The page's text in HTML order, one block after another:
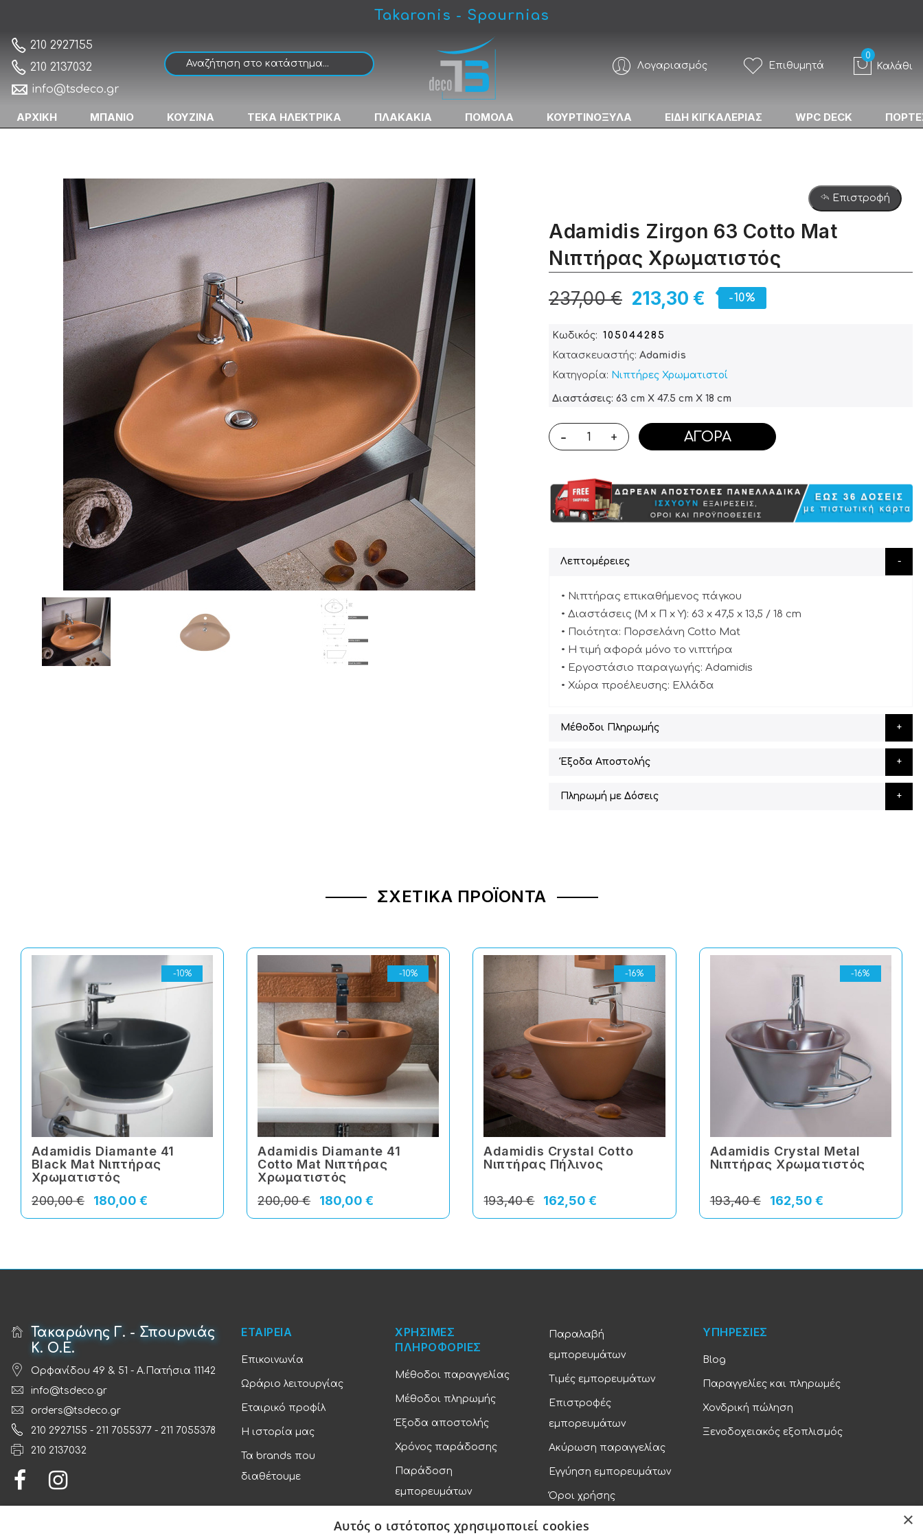
Takaronis - Spournias
210 2927155
210 2137032
info@tsdeco.gr
Λογαριασμός Επιθυμητά Καλάθι
ΑΡΧΙΚΗ ΜΠΑΝΙΟ ΚΟΥΖΙΝΑ ΤΕΚΑ ΗΛΕΚΤΡΙΚΑ ΠΛΑΚΑΚΙΑ ΠΟΜΟΛΑ ΚΟΥΡΤΙΝΟΞΥΛΑ ΕΙΔΗ ΚΙΓΚΑΛΕΡΙΑΣ WPC DECK
Adamidis Zirgon 63 Cotto Mat Νιπτήρας Χρωματιστός
Επιστροφή
Adamidis Zirgon 63 Cotto Mat
Νιπτήρας Χρωματιστός
213,30 €
237,00 € -10%
Κωδικός
105044285
Κατασκευαστής: Adamidis
Κατηγορία: Νιπτήρες Χρωματιστοί
Διαστάσεις: 63 cm X 47.5 cm X 18 cm
- + ΑΓΟΡΆ
Λεπτομέρειες
• Νιπτήρας επικαθήμενος πάγκου
• Διαστάσεις (Μ x Π x Υ): 63 x 47,5 x 13,5 / 18 cm
• Ποιότητα: Πορσελάνη Cotto Mat
• Η τιμή αφορά μόνο το νιπτήρα
• Εργοστάσιο παραγωγής: Adamidis
• Χώρα προέλευσης: Ελλάδα
Μέθοδοι Πληρωμής
Έξοδα Αποστολής
Πληρωμή με Δόσεις
ΣΧΕΤΙΚΆ ΠΡΟΪΌΝΤΑ
-10%
Adamidis Diamante 41
Black Mat Νιπτήρας
Χρωματιστός
180,00 €
200,00 €
-10%
Adamidis Diamante 41
Cotto Mat Νιπτήρας
Χρωματιστός
180,00 €
200,00 €
-16%
Adamidis Crystal Cotto
Νιπτήρας Πήλινος
162,50 €
193,40 €
-16%
Adamidis Crystal Metal
Νιπτήρας Χρωματιστός
162,50 €
193,40 €
Τακαρώνης Γ. - Σπουρνιάς
Κ. Ο.Ε.
Ορφανίδου 49 & 51 - Α.Πατήσια 11142
info@tsdeco.gr
orders@tsdeco.gr
210 2927155 - 211 7055377 - 211 7055378
210 2137032
ΕΤΑΙΡΕΙΑ
Επικοινωνία
Ωράριο λειτουργίας
Εταιρικό προφίλ
Η ιστορία μας
Τα brands που
διαθέτουμε
ΧΡΗΣΙΜΕΣ
ΠΛΗΡΟΦΟΡΙΕΣ
Μέθοδοι παραγγελίας
Μέθοδοι πληρωμής
Έξοδα αποστολής
Χρόνος παράδοσης
Παράδοση
εμπορευμάτων
Παραλαβή
εμπορευμάτων
Τιμές εμπορευμάτων
Επιστροφές
εμπορευμάτων
Ακύρωση παραγγελίας
Εγγύηση εμπορευμάτων
Όροι χρήσης
Πολιτική απορρήτου
ΥΠΗΡΕΣΙΕΣ
Blog
Παραγγελίες και πληρωμές
Χονδρική πώληση
Ξενοδοχειακός εξοπλισμός
×
Αυτός ο ιστότοπος χρησιμοποιεί cookies